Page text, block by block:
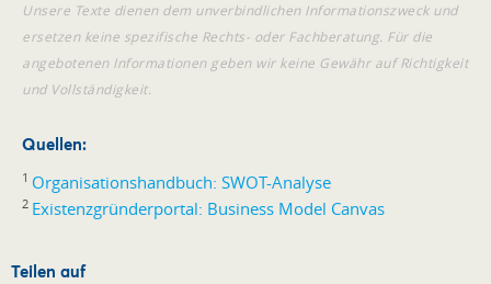
Unsere Texte dienen dem unverbindlichen Informationszweck und
ersetzen keine spezifische Rechts- oder Fachberatung. Für die
angebotenen Informationen geben wir keine Gewähr auf Richtigkeit
und Vollständigkeit.
Quellen:
1 Organisationshandbuch: SWOT-Analyse
2 Existenzgründerportal: Business Model Canvas
Teilen auf